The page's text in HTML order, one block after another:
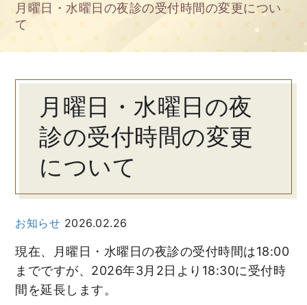
月曜日・水曜日の夜診の受付時間の変更につい
て
月曜日・水曜日の夜
診の受付時間の変更
について
お知らせ 2026.02.26
現在、月曜日・水曜日の夜診の受付時間は18:00
までですが、2026年3月2日より18:30に受付時
間を延長します。